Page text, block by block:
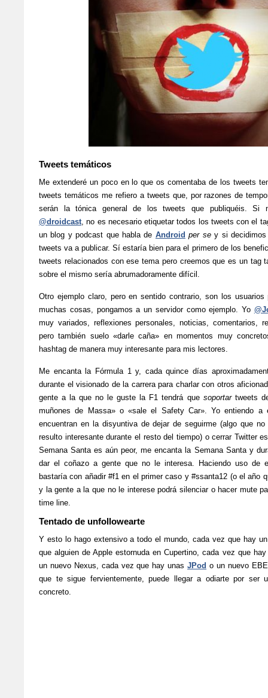
Tweets temáticos
Me extenderé un poco en lo que os comentaba de los tweets
tweets temáticos me refiero a tweets que, por razones de
serán la tónica general de los tweets que publiquéis. Si
@droidcast, no es necesario etiquetar todos los tweets con el
un blog y podcast que habla de Android per sey si
tweets va a publicar. Sí estaría bien para el primero de los
tweets relacionados con ese tema pero creemos que es un tag
sobre el mismo sería abrumadoramente difícil.
Otro ejemplo claro, pero en sentido contrario, son los usuarios
muchas cosas, pongamos a un servidor como ejemplo. Yo
muy variados, reflexiones personales, noticias, comentarios,
pero también suelo «darle caña» en momentos muy
hashtag de manera muy interesante para mis lectores.
Me encanta la Fórmula 1 y, cada quince días
durante el visionado de la carrera para charlar con otros
gente a la que no le guste la F1 tendrá que soportartweets
muñones de Massa» o «sale el Safety Car». Yo entiendo a
encuentran en la disyuntiva de dejar de seguirme (algo que
resulto interesante durante el resto del tiempo) o cerrar Twitter
Semana Santa es aún peor, me encanta la Semana Santa y
dar el coñazo a gente que no le interesa. Haciendo uso de
bastaría con añadir #f1 en el primer caso y #ssanta12 (o el año
y la gente a la que no le interese podrá silenciar o hacer mute
time line.
Tentado de unfollowearte
Y esto lo hago extensivo a todo el mundo, cada vez que hay
que alguien de Apple estornuda en Cupertino, cada vez que
un nuevo Nexus, cada vez que hay unasJPod o un nuevo
que te sigue fervientemente, puede llegar a odiarte por ser
concreto.